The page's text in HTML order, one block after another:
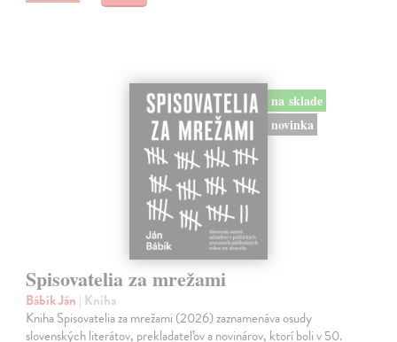
na sklade
novinka
Spisovatelia za mrežami
Bábik Ján | Kniha
Kniha Spisovatelia za mrežami (2026) zaznamenáva osudy
slovenských literátov, prekladateľov a novinárov, ktorí boli v 50.